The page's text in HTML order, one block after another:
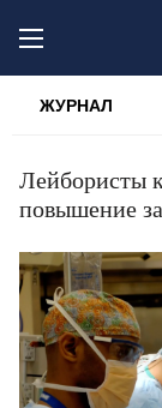
ЖУРНАЛ
Лейбористы
повышение